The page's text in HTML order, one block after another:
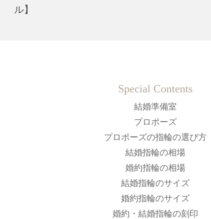
ル】
Special Contents
結婚準備室
プロポーズ
プロポーズの指輪の選び方
結婚指輪の相場
婚約指輪の相場
結婚指輪のサイズ
婚約指輪のサイズ
婚約・結婚指輪の刻印